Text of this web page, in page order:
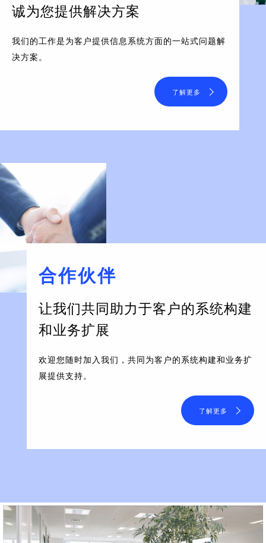
诚为您提供解决方案
我们的工作是为客户提供信息系统方面的一站式问题解
决方案。
了解更多
合作伙伴
让我们共同助力于客户的系统构建
和业务扩展
欢迎您随时加入我们，共同为客户的系统构建和业务扩
展提供支持。
了解更多